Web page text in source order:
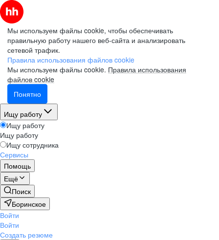
Мы используем файлы cookie, чтобы обеспечивать
правильную работу нашего веб-сайта и анализировать
сетевой трафик.
Правила использования файлов cookie
Мы используем файлы cookie. Правила использования
файлов cookie
Понятно
Ищу работу
Ищу работу
Ищу работу
Ищу сотрудника
Сервисы
Помощь
Ещё
Поиск
Боринское
Войти
Войти
Создать резюме